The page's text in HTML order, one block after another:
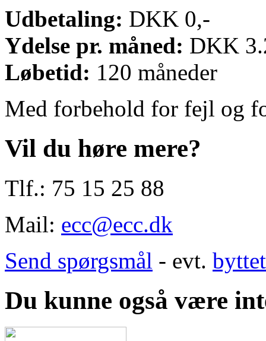
Udbetaling: DKK 0,-
Ydelse pr. måned: DKK
Løbetid: 120 måneder
Med forbehold for fejl og
Vil du høre mere?
Tlf.: 75 15 25 88
Mail: ecc@ecc.dk
Send spørgsmål - evt.
Du kunne også være